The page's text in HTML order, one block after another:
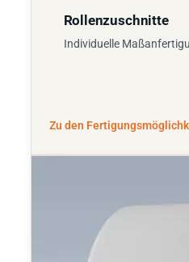
Rollenzuschnitte
Individuelle
Zu den